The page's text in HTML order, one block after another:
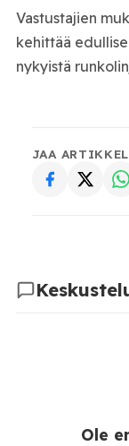
Vastustajien
kehittää
nykyistä
JAA
Ole